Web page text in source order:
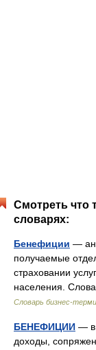
Смотреть что
словарях:
Бенефиции —
получаемые
страховании
населения.
Словарь бизнес-
БЕНЕФИЦИИ — в
доходы,